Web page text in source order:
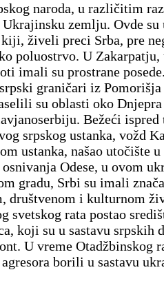
naroda, u različitim
Ukrajinsku zemlju. Ovde su
živeli preci Srba, pre
poluostrvo. U Zakarpatju,
imali su prostrane
graničari iz
su oblasti oko
Bežeći ispred
srpskog ustanka, vožd
ustanka, našao utočište
Odese, u ovom
gradu, Srbi su imali
društvenom i kulturnom
svetskog rata postao
koji su u sastavu
U vreme Otadžbinskog
borili u sastavu